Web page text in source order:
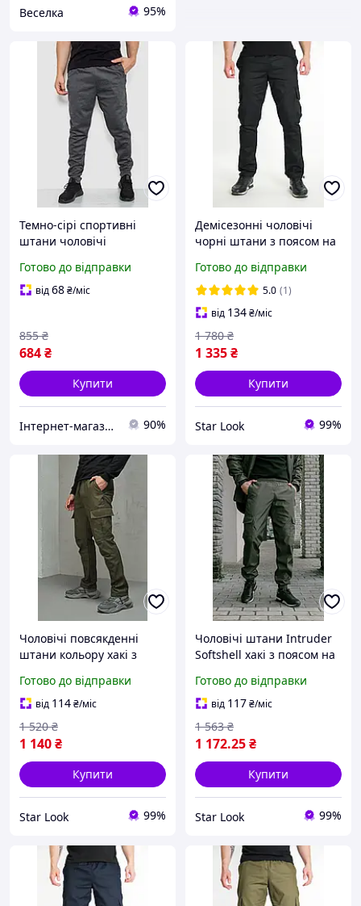
Веселка 95%
Темно-сірі спортивні
штани чоловічі
відпочинку з комфортною
посадкою та високим
Готово до відправки
від68₴/міс
684₴
855 ₴
Купити
Інтернет-магазин Look 100 Clothes 90%
Демісезонні чоловічі
чорні штани з поясом на
глибокими кишенями для
активного відпочинку
Готово до відправки
5.0 (1)
від 134₴/міс
1 335₴
1 780 ₴
Купити
Star Look 99%
Чоловічі повсякденні
штани кольору хакі з
багатофункціональними
кишенями для активного
відпочинку
Готово до відправки
від 114₴/міс
1 140₴
1 520 ₴
Купити
Star Look 99%
Чоловічі штани Intruder
Softshell хакі з поясом на
багатофункціональними
кишенями і манжетами
для активного відпочинку
Готово до відправки
від 117₴/міс
1 172.25₴
1 563 ₴
Купити
Star Look 99%